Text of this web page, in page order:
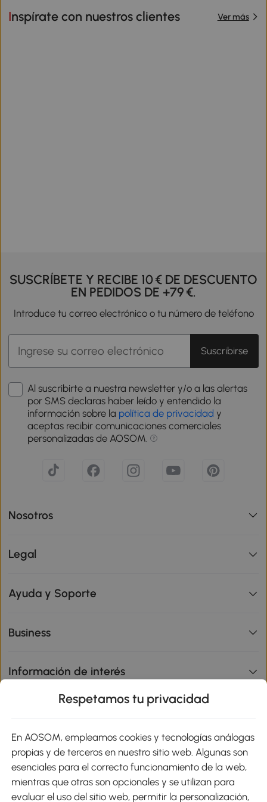
Inspírate con nuestros clientes Ver más
SUSCRÍBETE Y RECIBE 10 € DE DESCUENTO
EN PEDIDOS DE +79 €.
Introduce tu correo electrónico o tu número de teléfono
Suscribirse
Al suscribirte a nuestra newsletter y/o a las alertas
por SMS declaras haber leído y entendido la
información sobre la política de privacidad y
aceptas recibir comunicaciones comerciales
personalizadas de AOSOM.
Nosotros
Legal
Ayuda y Soporte
Business
Información de interés
Métodos de Pago
Respetamos tu privacidad
En AOSOM, empleamos cookies y tecnologías análogas
propias y de terceros en nuestro sitio web. Algunas son
esenciales para el correcto funcionamiento de la web,
mientras que otras son opcionales y se utilizan para
evaluar el uso del sitio web, permitir la personalización,